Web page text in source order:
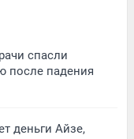
спасли
после падения
деньги Айзе,